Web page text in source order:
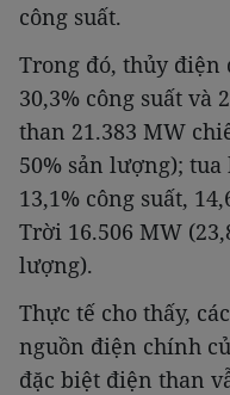
công suất.
Trong đó, thủy điện
30,3% công suất và
than 21.383 MW
50% sản lượng);
13,1% công suất,
Trời 16.506 MW
lượng).
Thực tế cho thấy,
nguồn điện chính
đặc biệt điện than